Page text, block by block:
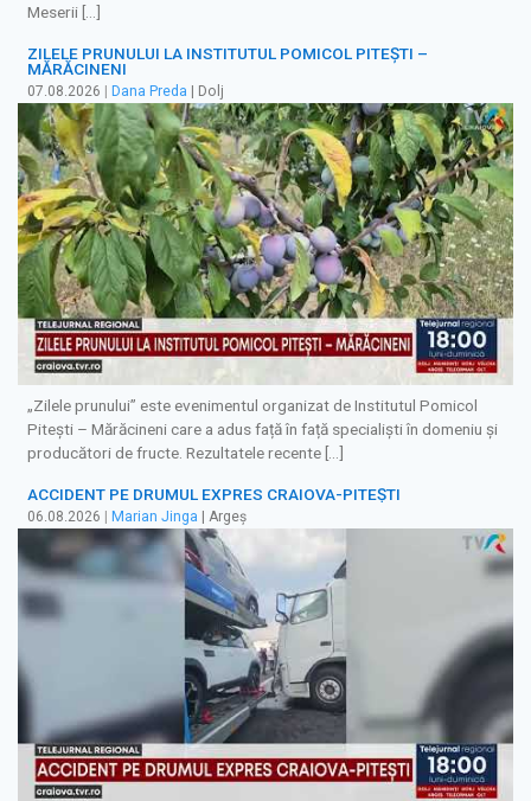
Meserii […]
ZILELE PRUNULUI LA INSTITUTUL POMICOL PITEȘTI –
MĂRĂCINENI
07.08.2026 | Dana Preda | Dolj
„Zilele prunului” este evenimentul organizat de Institutul Pomicol
Pitești – Mărăcineni care a adus față în față specialiști în domeniu și
producători de fructe. Rezultatele recente […]
ACCIDENT PE DRUMUL EXPRES CRAIOVA-PITEȘTI
06.08.2026 Marian Jinga | Argeș